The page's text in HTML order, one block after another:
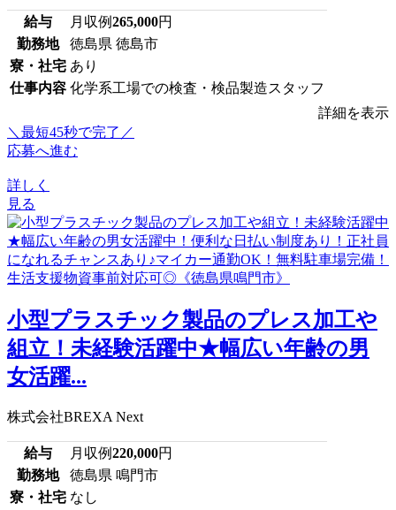
給与 月収例265,000円
勤務地
徳島県 徳島市
寮・社宅 あり
仕事内容 化学系工場での検査・検品製造スタッフ
詳細を表示
＼最短45秒で完了／
応募へ進む
詳しく
見る
小型プラスチック製品のプレス加工や
組立！未経験活躍中★幅広い年齢の男
女活躍...
株式会社BREXA Next
給与 月収例220,000円
勤務地
徳島県 鳴門市
寮・社宅 なし